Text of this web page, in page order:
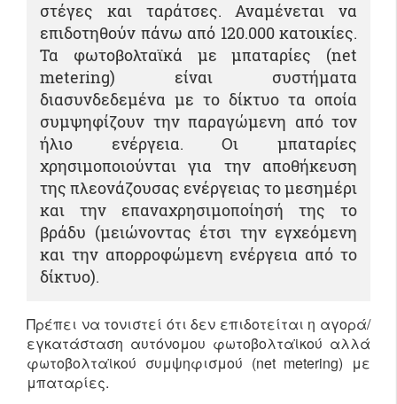
στέγες και ταράτσες. Αναμένεται να
επιδοτηθούν πάνω από 120.000 κατοικίες.
Τα φωτοβολταϊκά με μπαταρίες (net
metering) είναι συστήματα
διασυνδεδεμένα με το δίκτυο τα οποία
συμψηφίζουν την παραγώμενη από τον
ήλιο ενέργεια. Οι μπαταρίες
χρησιμοποιούνται για την αποθήκευση
της πλεονάζουσας ενέργειας το μεσημέρι
και την επαναχρησιμοποίησή της το
βράδυ (μειώνοντας έτσι την εγχεόμενη
και την απορροφώμενη ενέργεια από το
δίκτυο).
Πρέπει να τονιστεί ότι δεν επιδοτείται η αγορά/
εγκατάσταση αυτόνομου φωτοβολταϊκού αλλά
φωτοβολταϊκού συμψηφισμού (net metering) με
μπαταρίες.